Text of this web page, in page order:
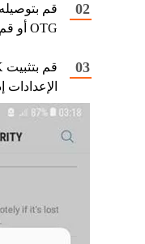
قم
OTG أو قم بإدخال بطاقة SD.
الإعدادات